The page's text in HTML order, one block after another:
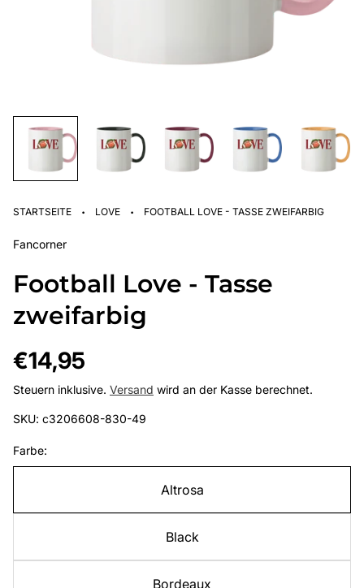
STARTSEITE · LOVE · FOOTBALL LOVE - TASSE ZWEIFARBIG
Fancorner
Football Love - Tasse
zweifarbig
Regulärer
Preis
€14,95
Steuern inklusive. Versand wird an der Kasse berechnet.
SKU: c3206608-830-49
Farbe:
Altrosa
Black
Bordeaux